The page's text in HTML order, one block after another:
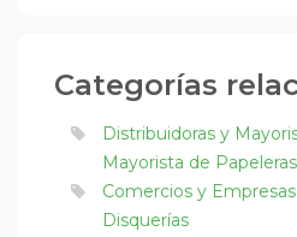
Categorías
Distribuidoras y
Mayorista de
Comercios y Empresas
Disquerías